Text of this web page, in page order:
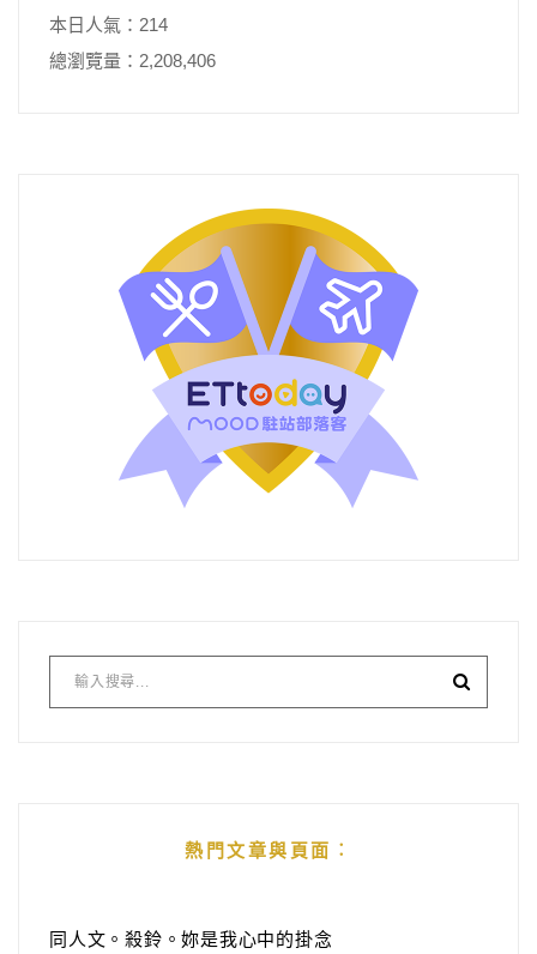
本日人氣：214
總瀏覽量：2,208,406
熱門文章與頁面︰
同人文。殺鈴。妳是我心中的掛念